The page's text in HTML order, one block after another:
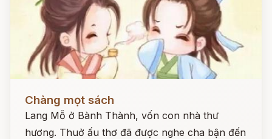
Chàng mọt sách
Lang Mỗ ở Bành Thành, vốn con nhà thư
hương. Thuở ấu thơ đã được nghe cha bận đến